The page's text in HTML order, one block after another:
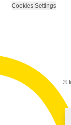
Cookies Settings
©